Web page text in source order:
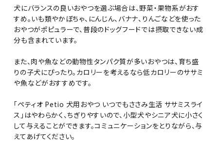
犬にバランスの良いおやつを選ぶ場合は、野菜・果物系がおす
すめ。いも類やかぼちゃ、にんじん、バナナ、りんごなどを使った
おやつがポピュラーで、普段のドッグフードでは摂取できない成
分も含まれています。
また、肉や魚などの動物性タンパク質が多いおやつは、育ち盛
りの子犬にぴったり。カロリーを考えるなら低カロリーのササミ
や魚などがおすすめです。
「ペティオ Petio 犬用おやつ いつでもささみ生活 ササミスライ
ス」はやわらかく、ちぎりやすいので、小型犬やシニア犬に小さく
して与えることができます。コミュニケーションをとりながら、与
えてあげてください。